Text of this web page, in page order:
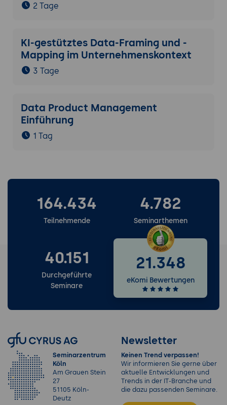
2 Tage
KI-gestütztes Data-Framing und -
Mapping im Unternehmenskontext
3 Tage
Data Product Management
Einführung
1 Tag
164.434
Teilnehmende
4.782
Seminarthemen
40.151
Durchgeführte
Seminare
21.348
eKomi Bewertungen
Seminarzentrum
Köln
Am Grauen Stein
27
51105 Köln-
Deutz
Newsletter
Keinen Trend verpassen!
Wir informieren Sie gerne über
aktuelle Entwicklungen und
Trends in der IT-Branche und
die dazu passenden Seminare.